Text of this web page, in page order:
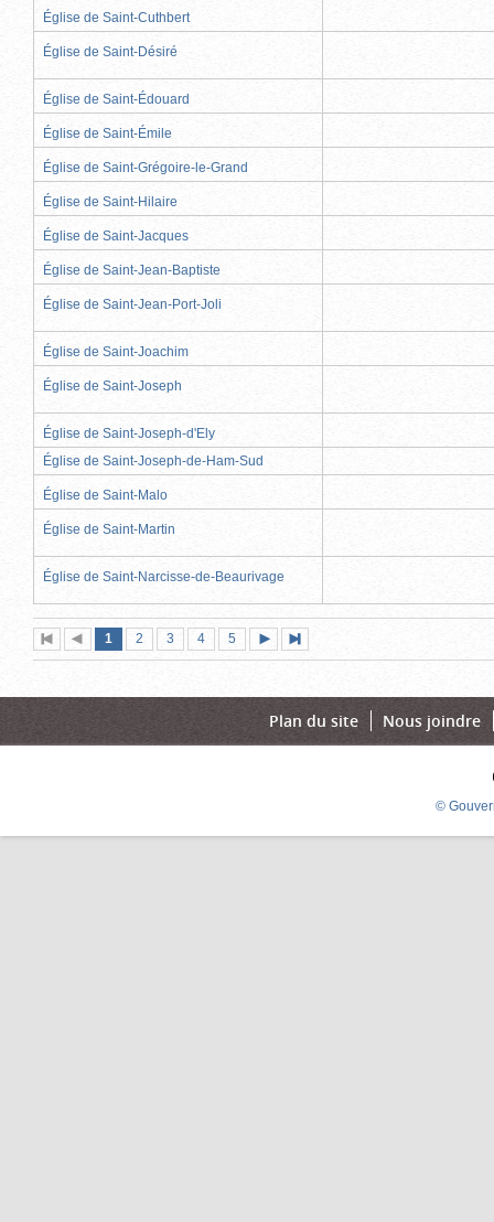
Église de Saint-Cuthbert
Église de Saint-Désiré
Église de Saint-Édouard
Église de Saint-Émile
Église de Saint-Grégoire-le-Grand
Église de Saint-Hilaire
Église de Saint-Jacques
Église de Saint-Jean-Baptiste
Église de Saint-Jean-Port-Joli
Église de Saint-Joachim
Église de Saint-Joseph
Église de Saint-Joseph-d'Ely
Église de Saint-Joseph-de-Ham-Sud
Église de Saint-Malo
Église de Saint-Martin
Église de Saint-Narcisse-de-Beaurivage
Première
page
Page
précédente
Page
1 (page
actuelle)
Page
2 Page
3 Page
4 Page
5
suivante
page
Plan du site Nous joindre
©